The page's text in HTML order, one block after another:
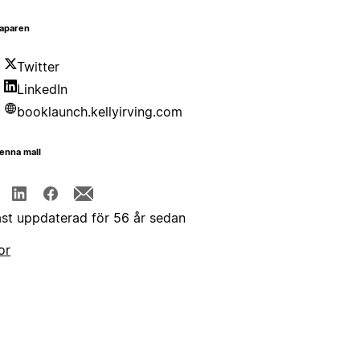
Twitter
LinkedIn
booklaunch.kellyirving.com
mall
uppdaterad för 56 år sedan